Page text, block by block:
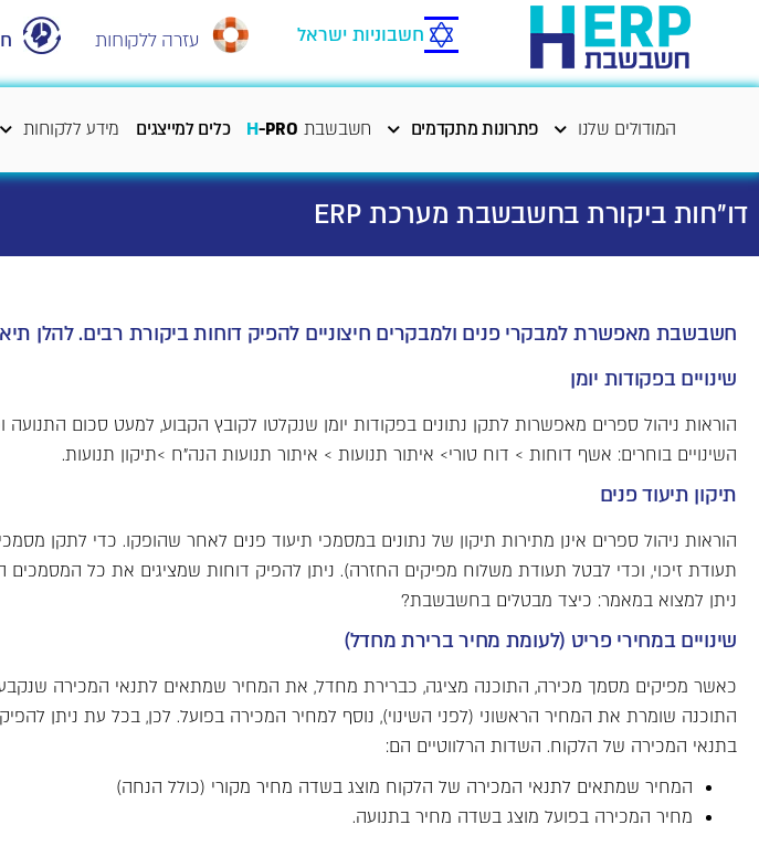
חשבוניות ישראל עזרה ללקוחות
המודולים שלנו פתרונות מתקדמים חשבשבת H-PRO כלים למייצגים מידע ללקוחות
דו"חות ביקורת בחשבשבת מערכת ERP
חשבשבת מאפשרת למבקרי פנים ולמבקרים חיצוניים להפיק דוחות ביקורת רבים. להלן
שינויים בפקודות יומן
הוראות ניהול ספרים מאפשרות לתקן נתונים בפקודות יומן שנקלטו לקובץ הקבוע, למעט סכום
השינויים בוחרים: אשף דוחות > דוח טורי> איתור תנועות > איתור תנועות הנה"ח >תיקון תנועות.
תיקון תיעוד פנים
הוראות ניהול ספרים אינן מתירות תיקון של נתונים במסמכי תיעוד פנים לאחר שהופקו. כדי לתקן
תעודת זיכוי, וכדי לבטל תעודת משלוח מפיקים החזרה). ניתן להפיק דוחות שמציגים את כל
ניתן למצוא במאמר: כיצד מבטלים בחשבשבת?
שינויים במחירי פריט (לעומת מחיר ברירת מחדל)
כאשר מפיקים מסמך מכירה, התוכנה מציגה, כברירת מחדל, את המחיר שמתאים לתנאי המכירה
התוכנה שומרת את המחיר הראשוני (לפני השינוי), נוסף למחיר המכירה בפועל. לכן, בכל עת ניתן
בתנאי המכירה של הלקוח. השדות הרלווטיים הם:
המחיר שמתאים לתנאי המכירה של הלקוח מוצג בשדה מחיר מקורי (כולל הנחה)
מחיר המכירה בפועל מוצג בשדה מחיר בתנועה.